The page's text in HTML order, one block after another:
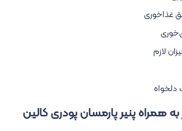
لازم
به همراه پنیر پارمسان پودری کالین